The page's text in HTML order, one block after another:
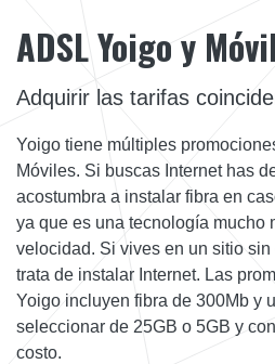
ADSL Yoigo y
Adquirir las tarifas
Yoigo tiene múltiples
Móviles. Si buscas Internet has
acostumbra a instalar fibra en
ya que es una tecnología mucho
velocidad. Si vives en un sitio
trata de instalar Internet. Las
Yoigo incluyen fibra de 300Mb y
seleccionar de 25GB o 5GB y
costo.